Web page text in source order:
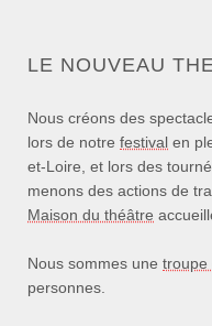
LE NOUVEAU
Nous créons des
lors de notre festival en
et-Loire, et lors des
menons des actions de
Maison du théâtre
Nous sommes une troupe
personnes.